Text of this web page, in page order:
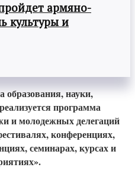
армяно-
культуры и
науки,
программа
и молодежных делегаций
конференциях,
семинарах, курсах и